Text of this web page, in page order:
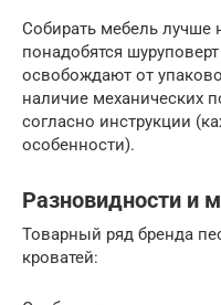
Собирать мебель лучше
понадобятся
освобождают от
наличие механических
согласно инструкции
особенности).
Разновидности и
Товарный ряд бренда
кроватей: